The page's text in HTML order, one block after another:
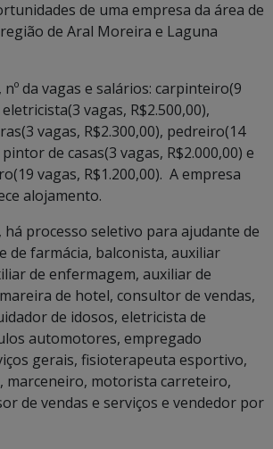
de uma empresa da área de
de Aral Moreira e Laguna
da vagas e salários: carpinteiro(9
vagas, R$2.500,00),
vagas, R$2.300,00), pedreiro(14
de casas(3 vagas, R$2.000,00) e
vagas, R$1.200,00). A empresa
alojamento.
há processo seletivo para ajudante de
de farmácia, balconista, auxiliar
de enfermagem, auxiliar de
de hotel, consultor de vendas,
de idosos, eletricista de
automotores, empregado
gerais, fisioterapeuta esportivo,
marceneiro, motorista carreteiro,
de vendas e serviços e vendedor por